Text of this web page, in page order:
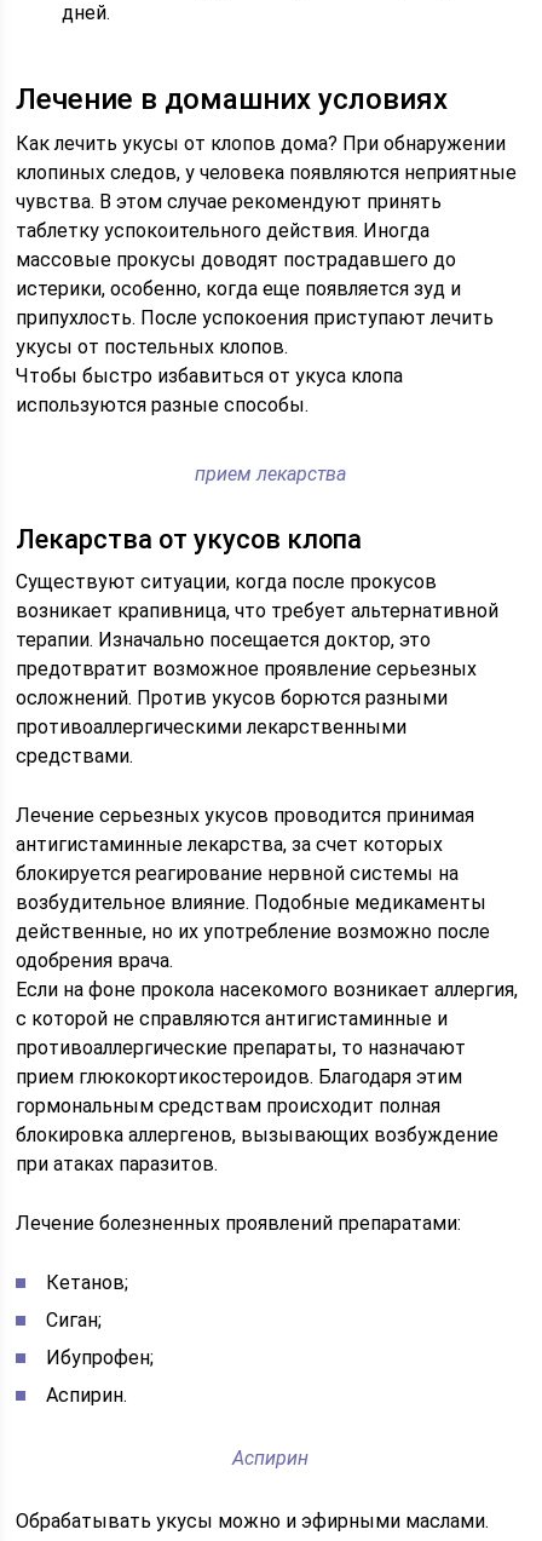
дней.
Лечение в домашних условиях
Как лечить укусы от клопов дома? При обнаружении
клопиных следов, у человека появляются неприятные
чувства. В этом случае рекомендуют принять
таблетку успокоительного действия. Иногда
массовые прокусы доводят пострадавшего до
истерики, особенно, когда еще появляется зуд и
припухлость. После успокоения приступают лечить
укусы от постельных клопов.
Чтобы быстро избавиться от укуса клопа
используются разные способы.
прием лекарства
Лекарства от укусов клопа
Существуют ситуации, когда после прокусов
возникает крапивница, что требует альтернативной
терапии. Изначально посещается доктор, это
предотвратит возможное проявление серьезных
осложнений. Против укусов борются разными
противоаллергическими лекарственными
средствами.
Лечение серьезных укусов проводится принимая
антигистаминные лекарства, за счет которых
блокируется реагирование нервной системы на
возбудительное влияние. Подобные медикаменты
действенные, но их употребление возможно после
одобрения врача.
Если на фоне прокола насекомого возникает аллергия,
с которой не справляются антигистаминные и
противоаллергические препараты, то назначают
прием глюкокортикостероидов. Благодаря этим
гормональным средствам происходит полная
блокировка аллергенов, вызывающих возбуждение
при атаках паразитов.
Лечение болезненных проявлений препаратами:
Кетанов;
Сиган;
Ибупрофен;
Аспирин.
Аспирин
Обрабатывать укусы можно и эфирными маслами.